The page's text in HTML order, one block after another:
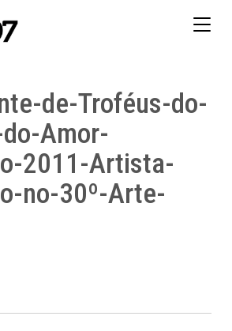
de-Troféus-do-
Amor-
2011-Artista-
no-30º-Arte-